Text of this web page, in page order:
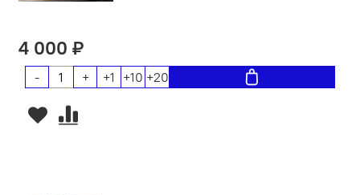
4 000 ₽
- + +1 +10 +20